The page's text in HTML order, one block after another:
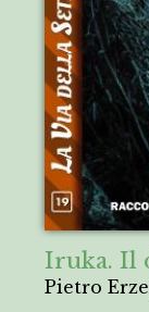
Iruka. Il
Pietro